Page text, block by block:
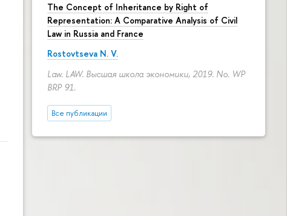
The Concept of Inheritance by Right of
Representation: A Comparative Analysis of Civil
Law in Russia and France
Rostovtseva N. V.
Law. LAW. Высшая школа экономики, 2019. No. WP
BRP 91.
Все публикации